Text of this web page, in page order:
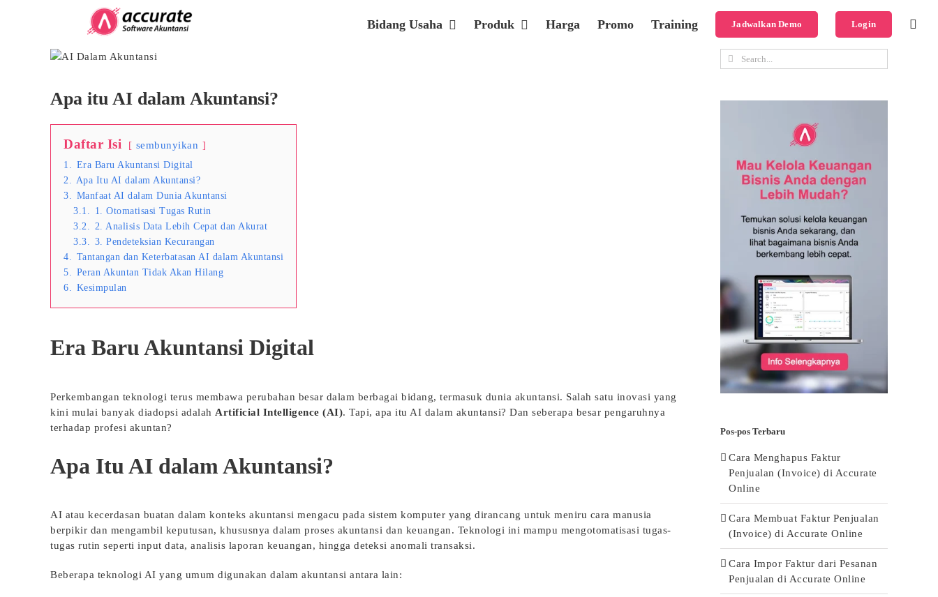
Bidang Usaha Produk Harga Promo Training Jadwalkan Demo Login
View
Apa itu AI dalam Akuntansi?
Daftar Isi sembunyikan
1. Era Baru Akuntansi Digital
2. Apa Itu AI dalam Akuntansi?
3. Manfaat AI dalam Dunia Akuntansi
3.1. 1. Otomatisasi Tugas Rutin
3.2. 2. Analisis Data Lebih Cepat dan Akurat
3.3. 3. Pendeteksian Kecurangan
4. Tantangan dan Keterbatasan AI dalam Akuntansi
5. Peran Akuntan Tidak Akan Hilang
6. Kesimpulan
Era Baru Akuntansi Digital
Perkembangan teknologi terus membawa perubahan besar dalam berbagai bidang, termasuk dunia akuntansi. Salah satu inovasi yang
kini mulai banyak diadopsi adalah Artificial Intelligence (AI). Tapi, apa itu AI dalam akuntansi? Dan seberapa besar pengaruhnya
terhadap profesi akuntan?
Apa Itu AI dalam Akuntansi?
AI atau kecerdasan buatan dalam konteks akuntansi mengacu pada sistem komputer yang dirancang untuk meniru cara manusia
berpikir dan mengambil keputusan, khususnya dalam proses akuntansi dan keuangan. Teknologi ini mampu mengotomatisasi tugas-
tugas rutin seperti input data, analisis laporan keuangan, hingga deteksi anomali transaksi.
Beberapa teknologi AI yang umum digunakan dalam akuntansi antara lain:
Search
for:
Pos-pos Terbaru
Cara Menghapus Faktur
Penjualan (Invoice) di Accurate
Online
Cara Membuat Faktur Penjualan
(Invoice) di Accurate Online
Cara Impor Faktur dari Pesanan
Penjualan di Accurate Online